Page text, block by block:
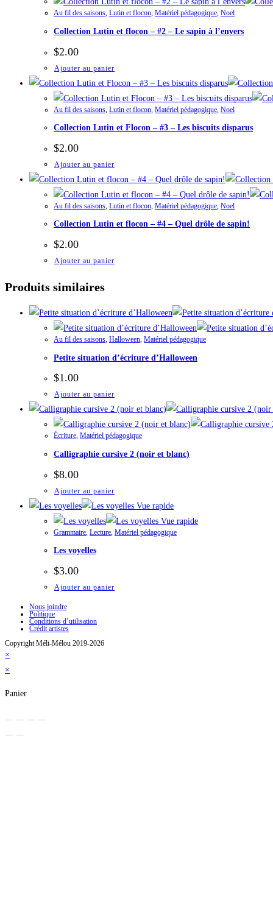
d'Elfie
Au fil des saisons, Lutin et flocon, Matériel pédagogique, Noel
Collection Lutin et flocon – #2 – Le sapin à l’envers
$2.00
Ajouter au panier
Au fil des saisons Lutin et flocon Matériel pédagogique Noel
Collection Lutin et Flocon – #3 – Les biscuits disparus
$2.00
Ajouter au panier
Au fil des saisons Lutin et flocon Matériel pédagogique Noel
Collection Lutin et flocon – #4 – Quel drôle de sapin!
$2.00
Ajouter au panier
Produits similaires
Au fil des saisons, Halloween, Matériel pédagogique
Petite situation d’écriture d’Halloween
$1.00
Ajouter au panier
Écriture, Matériel pédagogique
Calligraphie cursive 2 (noir et blanc)
$8.00
Ajouter au panier
Vue rapide
Vue rapide
Grammaire Lecture Matériel pédagogique
Les voyelles
$3.00
Ajouter au panier
Nous joindre
Politique
Conditions d’utilisation
Crédit artistes
Copyright Méli-Mélou 2019-2026
×
×
Panier